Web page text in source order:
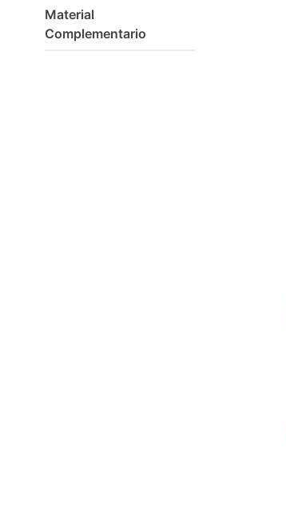
Material
Complementario